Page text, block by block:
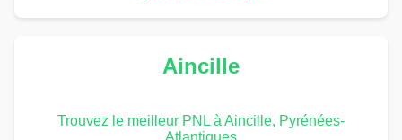
Aincille
Trouvez le meilleur PNL à Aincille, Pyrénées-
Atlantiques